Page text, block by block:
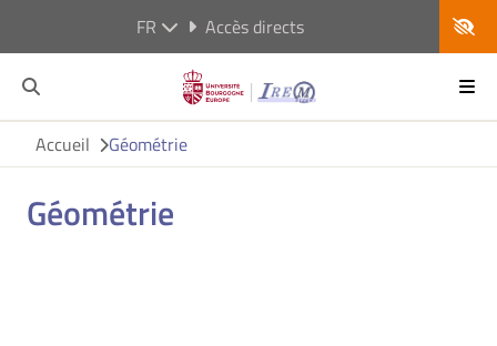
FR Accès directs
Accueil Géométrie
Géométrie